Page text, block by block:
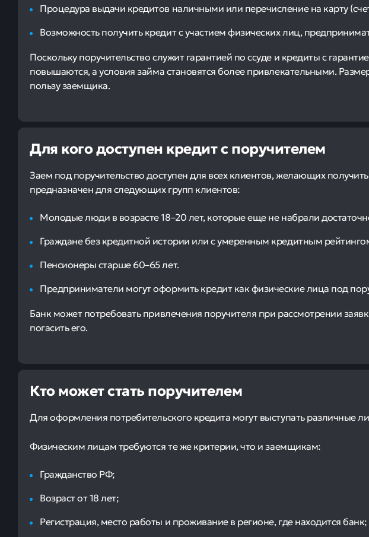
Процедура выдачи кредитов наличными или перечисление на карту
Возможность получить кредит с участием физических лиц,
Поскольку поручительство служит гарантией по ссуде и кредиты с
повышаются, а условия займа становятся более привлекательными.
пользу заемщика.
Для кого доступен кредит с поручителем
Заем под поручительство доступен для всех клиентов, желающих
предназначен для следующих групп клиентов:
Молодые люди в возрасте 18–20 лет, которые еще не набрали
Граждане без кредитной истории или с умеренным кредитным
Пенсионеры старше 60–65 лет.
Предприниматели могут оформить кредит как физические лица под
Банк может потребовать привлечения поручителя при рассмотрении
погасить его.
Кто может стать поручителем
Для оформления потребительского кредита могут выступать различные
Физическим лицам требуются те же критерии, что и заемщикам:
Гражданство РФ;
Возраст от 18 лет;
Регистрация, место работы и проживание в регионе, где находится банк;